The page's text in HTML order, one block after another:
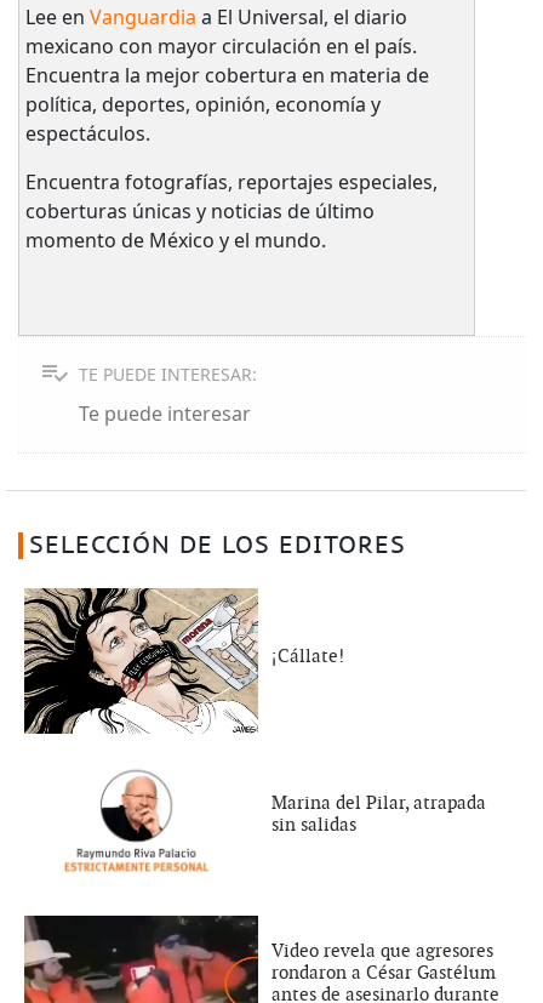
Lee en Vanguardia a El Universal, el diario
mexicano con mayor circulación en el país.​
Encuentra la mejor cobertura en materia de
política, deportes, opinión, economía y
espectáculos.
Encuentra fotografías, reportajes especiales,
coberturas únicas y noticias de último
momento de México y el mundo.
TE PUEDE INTERESAR:
Te puede interesar
SELECCIÓN DE LOS EDITORES
¡Cállate!
Marina del Pilar, atrapada
sin salidas
Video revela que agresores
rondaron a César Gastélum
antes de asesinarlo durante